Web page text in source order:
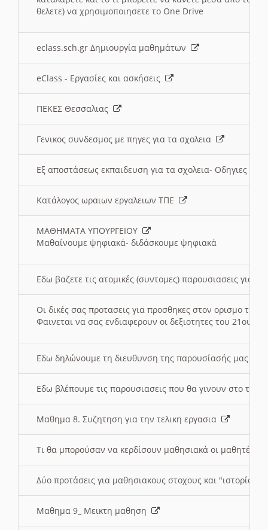
θελετε) να χρησιμοποιησετε το One Drive
eclass.sch.gr Δημιουργία μαθημάτων
eClass - Εργασίες και ασκήσεις
ΠΕΚΕΣ Θεσσαλιας
Γενικος συνδεσμος με πηγες για τα σχολεια
Εξ αποστάσεως εκπαιδευση για τα σχολεια- Οδηγιες
Κατάλογος ωραιων εργαλειων ΤΠΕ
ΜΑΘΗΜΑΤΑ ΥΠΟΥΡΓΕΙΟΥ
Μαθαίνουμε ψηφιακά- διδάσκουμε ψηφιακά
Εδω βαζετε τις ατομικές (συντομες) παρουσιασεις για
Οι δικές σας προτασεις για προσθηκες στον ορισμο
Φαινεται να σας ενδιαφερουν οι δεξιοτητες του 21ου
Εδω δηλώνουμε τη διευθυνση της παρουσίασής μας
Εδω βλέπουμε τις παρουσιασεις που θα γινουν στο
Μαθημα 8. Συζητηση για την τελικη εργασια
Τι θα μπορούσαν να κερδίσουν μαθησιακά οι μαθητές/
Δύο προτάσεις για μαθησιακους στοχους και "ιστορία"
Μαθημα 9_ Μεικτη μαθηση